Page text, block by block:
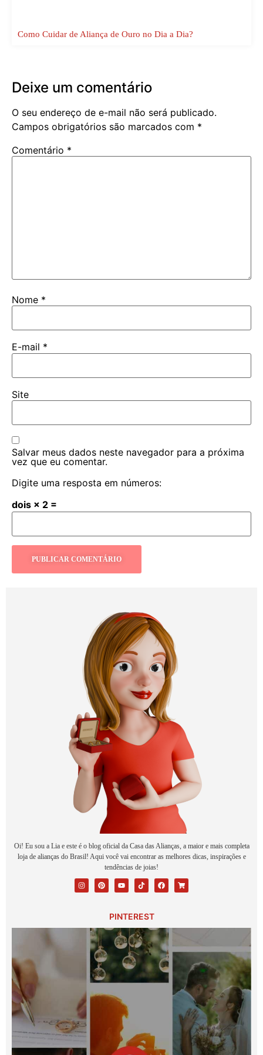
Como Cuidar de Aliança de Ouro no Dia a Dia?
Deixe um comentário
O seu endereço de e-mail não será publicado.
Campos obrigatórios são marcados com *
Comentário *
Nome *
E-mail *
Site
Salvar meus dados neste navegador para a próxima
vez que eu comentar.
Digite uma resposta em números:
dois × 2 =
Oi! Eu sou a Lia e este é o blog oficial da Casa das Alianças, a maior e mais completa
loja de alianças do Brasil! Aqui você vai encontrar as melhores dicas, inspirações e
tendências de joias!
PINTEREST